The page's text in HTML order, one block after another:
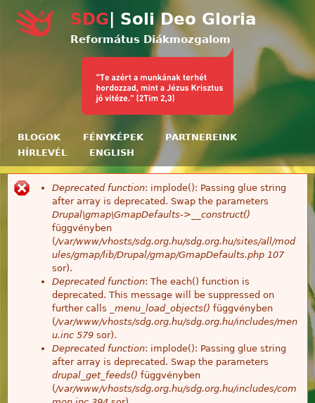
Ugrás a tartalomra
SDG | Soli Deo Gloria
Református Diákmozgalom
BLOGOK FÉNYKÉPEK
PARTNEREINK
HÍRLEVÉL
ENGLISH
Hibaüzenet
Deprecated function: implode(): Passing glue string
after array is deprecated. Swap the parameters
Drupal\gmap\GmapDefaults->__construct()
függvényben
(/var/www/vhosts/sdg.org.hu/sdg.org.hu/sites/all/mod
ules/gmap/lib/Drupal/gmap/GmapDefaults.php 107
sor).
Deprecated function: The each() function is
deprecated. This message will be suppressed on
further calls
_menu_load_objects() függvényben
(/var/www/vhosts/sdg.org.hu/sdg.org.hu/includes/men
u.inc 579 sor).
Deprecated function: implode(): Passing glue string
after array is deprecated. Swap the parameters
drupal_get_feeds() függvényben
(/var/www/vhosts/sdg.org.hu/sdg.org.hu/includes/com